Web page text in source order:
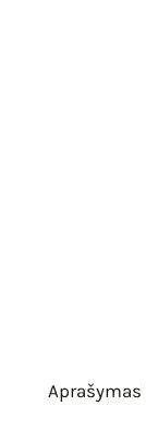
Aprašymas